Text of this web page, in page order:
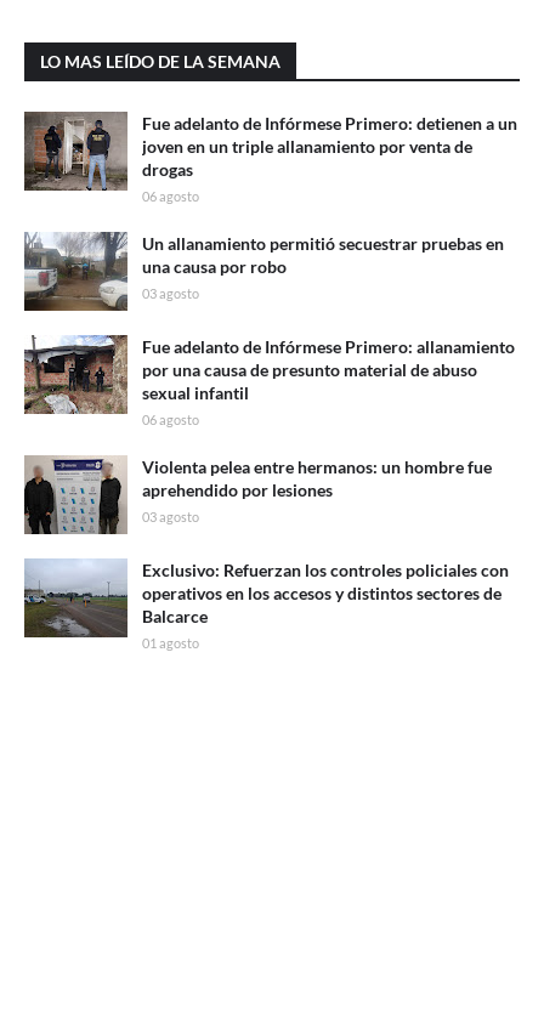
LO MAS LEÍDO DE LA SEMANA
Fue adelanto de Infórmese Primero: detienen a un
joven en un triple allanamiento por venta de
drogas
06 agosto
Un allanamiento permitió secuestrar pruebas en
una causa por robo
03 agosto
Fue adelanto de Infórmese Primero: allanamiento
por una causa de presunto material de abuso
sexual infantil
06 agosto
Violenta pelea entre hermanos: un hombre fue
aprehendido por lesiones
03 agosto
Exclusivo: Refuerzan los controles policiales con
operativos en los accesos y distintos sectores de
Balcarce
01 agosto